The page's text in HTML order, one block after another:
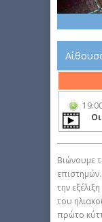
Βιώνουμε
την
του
πρώτο